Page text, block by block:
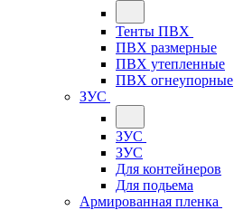
Тенты ПВХ
ПВХ размерные
ПВХ утепленные
ПВХ огнеупорные
ЗУС
ЗУС
ЗУС
Для контейнеров
Для подьема
Армированная пленка